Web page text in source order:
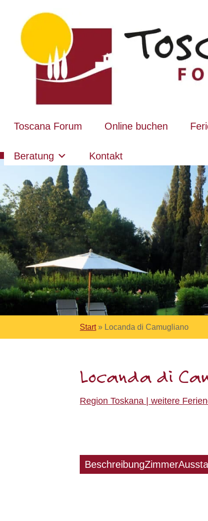
Toscana Forum Online buchen
Beratung Kontakt
Start» Locanda di Camugliano
Locanda di
Region Toskana | weitere
BeschreibungZimmer